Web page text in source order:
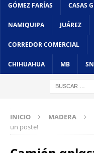
GÓMEZ FARÍAS CASAS
NAMIQUIPA JUÁREZ
CORREDOR COMERCIAL
CHIHUAHUA MB
INICIO MADERA
un poste!